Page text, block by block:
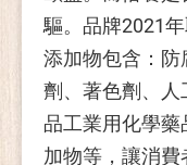
驅。品牌2021
添加物包含：
劑、著色劑、
品工業用化學
加物等，讓消